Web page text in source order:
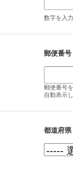
数字を入
郵便番号
郵便番号
自動表示し
都道府県